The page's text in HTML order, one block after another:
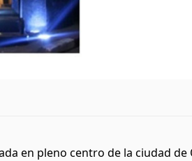
en pleno centro de la ciudad de